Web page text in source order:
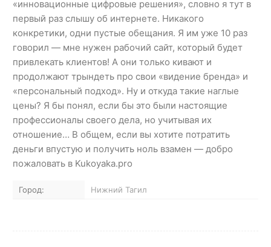
«инновационные цифровые решения», словно я тут в
первый раз слышу об интернете. Никакого
конкретики, одни пустые обещания. Я им уже 10 раз
говорил — мне нужен рабочий сайт, который будет
привлекать клиентов! А они только кивают и
продолжают трындеть про свои «видение бренда» и
«персональный подход». Ну и откуда такие наглые
цены? Я бы понял, если бы это были настоящие
профессионалы своего дела, но учитывая их
отношение… В общем, если вы хотите потратить
деньги впустую и получить ноль взамен — добро
пожаловать в Kukoyaka.pro
Город: Нижний Тагил